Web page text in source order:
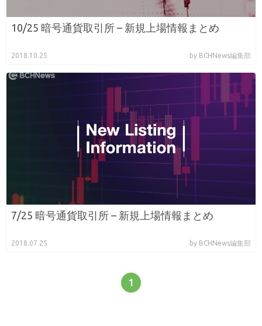
10/25 暗号通貨取引所 – 新規上場情報まとめ
2018.10.25 by BCHNews編集部
7/25 暗号通貨取引所 – 新規上場情報まとめ
2018.07.25 by BCHNews編集部
1